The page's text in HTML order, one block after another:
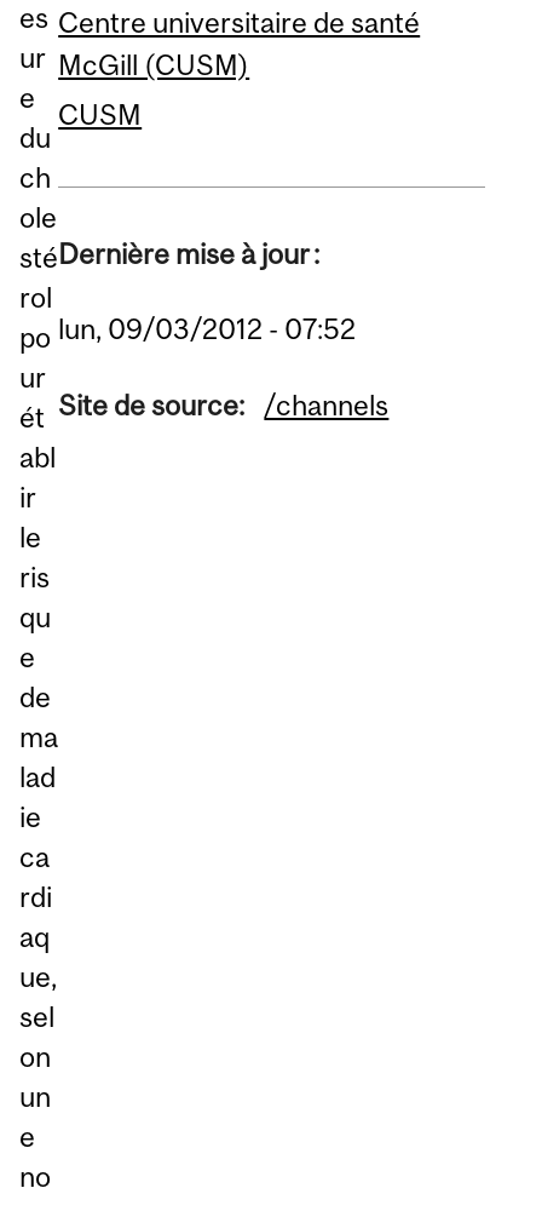
es
ur
e
du
ch
ole
sté
rol
po
ur
ét
abl
ir
le
ris
qu
e
de
ma
lad
ie
ca
rdi
aq
ue,
sel
on
un
e
no
Centre universitaire de santé
McGill (CUSM)
CUSM
Dernière mise à jour :
lun, 09/03/2012 - 07:52
Site de source: /channels